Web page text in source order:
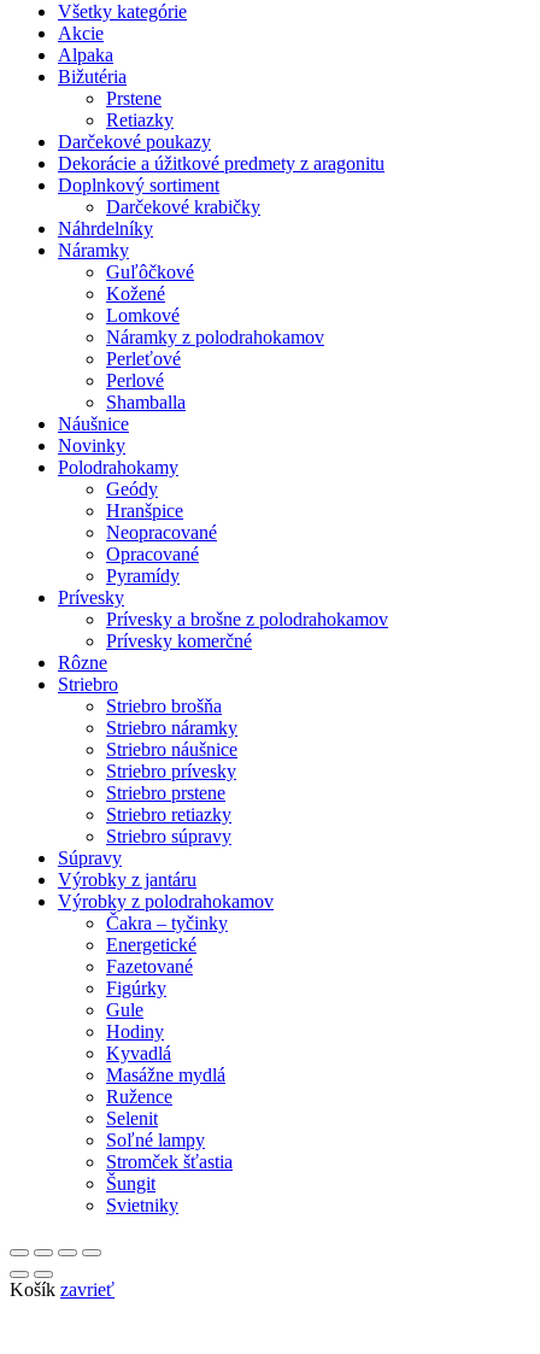
Všetky kategórie
Akcie
Alpaka
Bižutéria
Prstene
Retiazky
Darčekové poukazy
Dekorácie a úžitkové predmety z aragonitu
Doplnkový sortiment
Darčekové krabičky
Náhrdelníky
Náramky
Guľôčkové
Kožené
Lomkové
Náramky z polodrahokamov
Perleťové
Perlové
Shamballa
Náušnice
Novinky
Polodrahokamy
Geódy
Hranšpice
Neopracované
Opracované
Pyramídy
Prívesky
Prívesky a brošne z polodrahokamov
Prívesky komerčné
Rôzne
Striebro
Striebro brošňa
Striebro náramky
Striebro náušnice
Striebro prívesky
Striebro prstene
Striebro retiazky
Striebro súpravy
Súpravy
Výrobky z jantáru
Výrobky z polodrahokamov
Čakra – tyčinky
Energetické
Fazetované
Figúrky
Gule
Hodiny
Kyvadlá
Masážne mydlá
Ružence
Selenit
Soľné lampy
Stromček šťastia
Šungit
Svietniky
Košík zavrieť